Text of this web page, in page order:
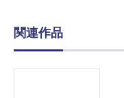
関連作品